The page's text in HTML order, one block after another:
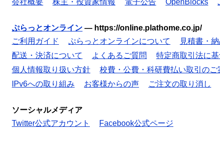
ぷらっとオンライン — https://online.plathome.co.jp/
ご利用ガイド
ぷらっとオンラインについて
見積書・
配送・決済について
よくあるご質問
特定商取引法に
個人情報取り扱い方針
校費・公費・科研費払い取引のご
IPv6への取り組み
お客様からの声 ご注文の取り消し
ソーシャルメディア
Twitter公式アカウント
Facebook公式ページ